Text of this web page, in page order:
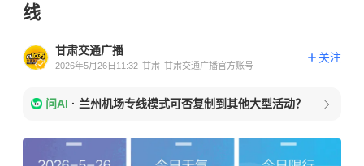
线
甘肃交通广播
2026年5月26日11:32 甘肃 甘肃交通广播官方账号
关注
问AI · 兰州机场专线模式可否复制到其他大型活动？